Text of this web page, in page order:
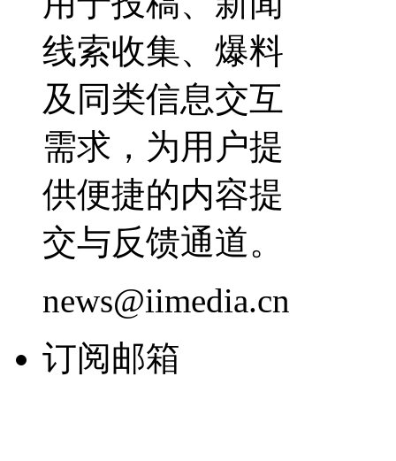
线索收集、爆料
及同类信息交互
需求，为用户提
供便捷的内容提
交与反馈通道。
news@iimedia.cn
订阅邮箱